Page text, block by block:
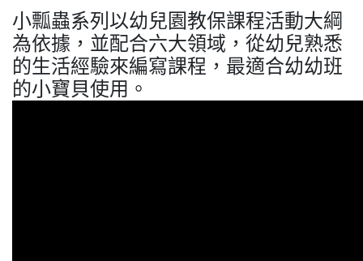
小瓢蟲系列以幼兒園教保課程活動大綱
為依據，並配合六大領域，從幼兒熟悉
的生活經驗來編寫課程，最適合幼幼班
的小寶貝使用。